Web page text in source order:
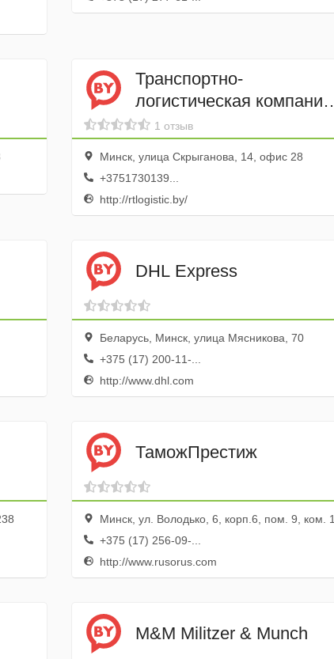
Транспортно-
логистическая компания
RoadTransLogistic
1 отзыв
Минск, улица Скрыганова, 14, офис 28
+3751730139...
http://rtlogistic.by/
DHL Express
Беларусь, Минск, улица Мясникова, 70
+375 (17) 200-11-...
http://www.dhl.com
ТаможПрестиж
Минск, ул. Володько, 6, корп.6, пом. 9, ком. 1
+375 (17) 256-09-...
http://www.rusorus.com
M&M Militzer & Munch